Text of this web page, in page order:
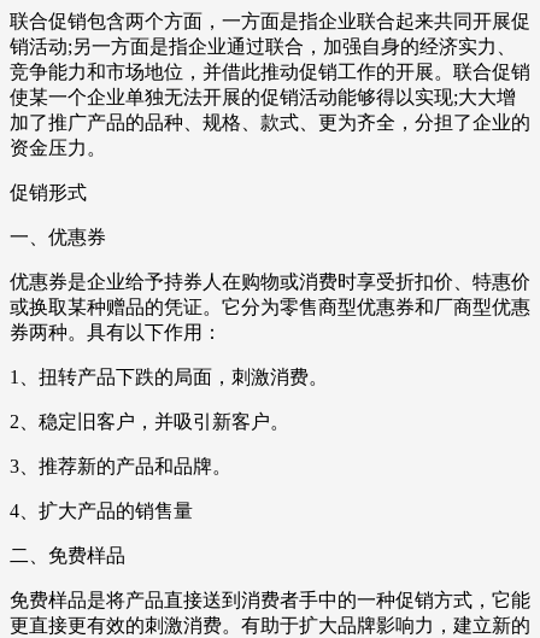
联合促销包含两个方面，一方面是指企业联合起来共同开展促
销活动;另一方面是指企业通过联合，加强自身的经济实力、
竞争能力和市场地位，并借此推动促销工作的开展。联合促销
使某一个企业单独无法开展的促销活动能够得以实现;大大增
加了推广产品的品种、规格、款式、更为齐全，分担了企业的
资金压力。
促销形式
一、优惠券
优惠券是企业给予持券人在购物或消费时享受折扣价、特惠价
或换取某种赠品的凭证。它分为零售商型优惠券和厂商型优惠
券两种。具有以下作用：
1、扭转产品下跌的局面，刺激消费。
2、稳定旧客户，并吸引新客户。
3、推荐新的产品和品牌。
4、扩大产品的销售量
二、免费样品
免费样品是将产品直接送到消费者手中的一种促销方式，它能
更直接更有效的刺激消费。有助于扩大品牌影响力，建立新的